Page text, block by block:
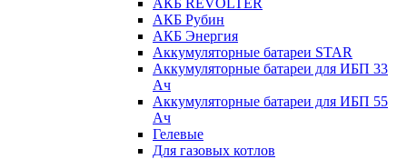
АКБ REVOLTER
АКБ Рубин
АКБ Энергия
Аккумуляторные батареи STAR
Аккумуляторные батареи для ИБП 33
Ач
Аккумуляторные батареи для ИБП 55
Ач
Гелевые
Для газовых котлов